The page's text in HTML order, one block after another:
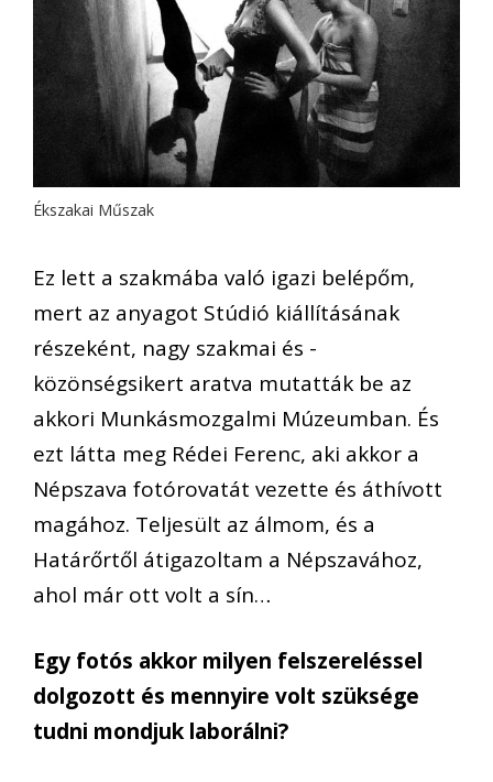
Ékszakai Műszak
Ez lett a szakmába való igazi belépőm,
mert az anyagot Stúdió kiállításának
részeként, nagy szakmai és -
közönségsikert aratva mutatták be az
akkori Munkásmozgalmi Múzeumban. És
ezt látta meg Rédei Ferenc, aki akkor a
Népszava fotórovatát vezette és áthívott
magához. Teljesült az álmom, és a
Határőrtől átigazoltam a Népszavához,
ahol már ott volt a sín…
Egy fotós akkor milyen felszereléssel
dolgozott és mennyire volt szüksége
tudni mondjuk laborálni?